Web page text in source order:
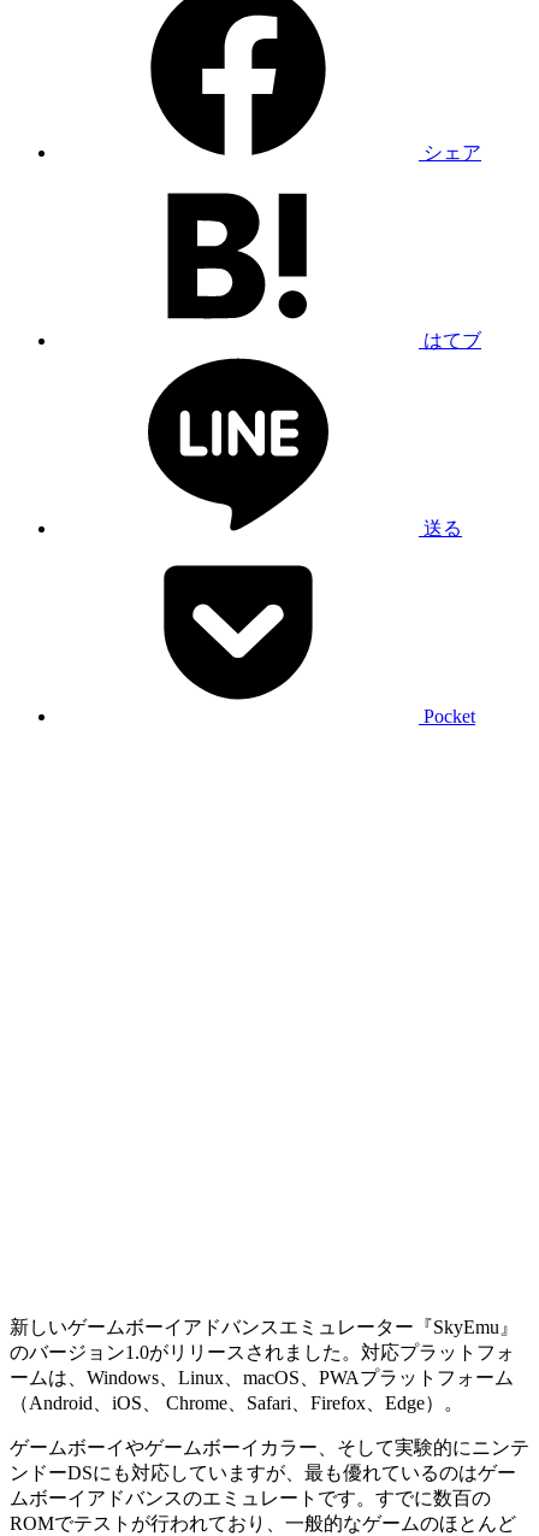
シェア
はてブ
送る
Pocket
新しいゲームボーイアドバンスエミュレーター『SkyEmu』
のバージョン1.0がリリースされました。対応プラットフォ
ームは、Windows、Linux、macOS、PWAプラットフォーム
（Android、iOS、 Chrome、Safari、Firefox、Edge）。
ゲームボーイやゲームボーイカラー、そして実験的にニンテ
ンドーDSにも対応していますが、最も優れているのはゲー
ムボーイアドバンスのエミュレートです。すでに数百の
ROMでテストが行われており、一般的なゲームのほとんど